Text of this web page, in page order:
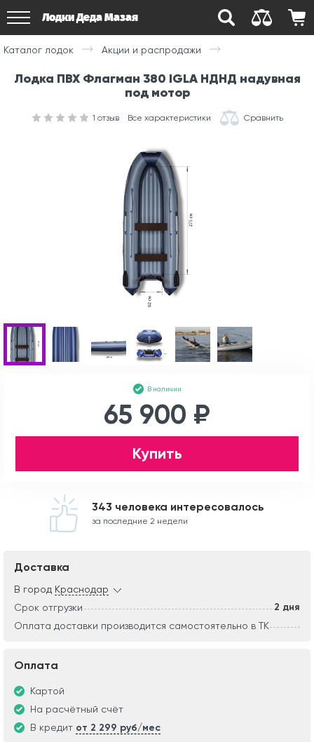
Лодки Деда Мазая
Каталог лодок Акции и распродажи
Лодка ПВХ Флагман 380 IGLA НДНД надувная
под мотор
1 отзыв Все характеристики Сравнить
В наличии
65 900 ₽
Купить
343 человека интересовалось
за последние 2 недели
Доставка
В город Краснодар
Срок отгрузки
2 дня
Оплата доставки производится самостоятельно в ТК
Оплата
Картой
На расчётный счёт
В кредит от 2 299 руб/мес